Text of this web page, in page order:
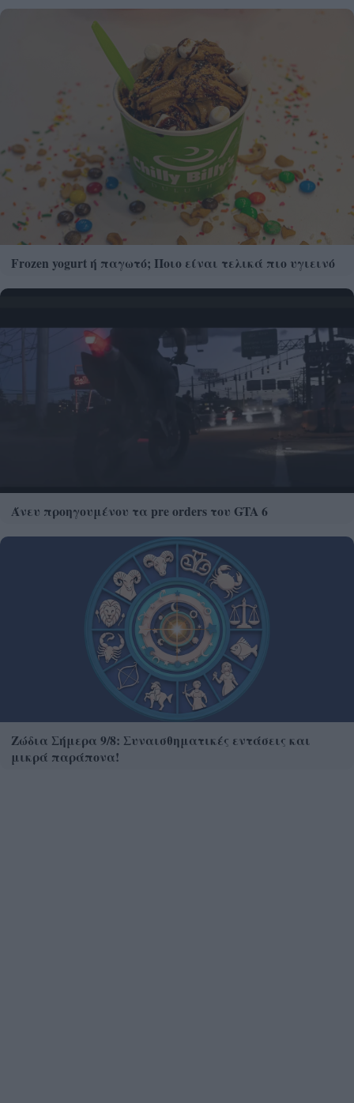
Frozen yogurt ή παγωτό; Ποιο είναι τελικά πιο υγιεινό
Άνευ προηγουμένου τα pre orders του GTA 6
Ζώδια Σήμερα 9/8: Συναισθηματικές εντάσεις και
μικρά παράπονα!